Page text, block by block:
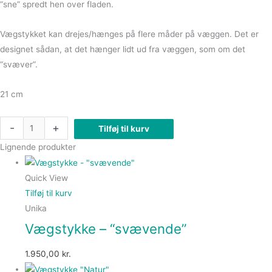
“sne” spredt hen over fladen.
Vægstykket kan drejes/hænges på flere måder på væggen. Det er
designet sådan, at det hænger lidt ud fra væggen, som om det
“svæver”.
21 cm
- +
Tilføj til kurv
Lignende produkter
Quick View
Tilføj til kurv
Unika
Vægstykke – “svævende”
1.950,00 kr.